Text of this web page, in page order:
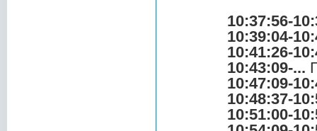
10:37:56-
10:39:04-
10:41:26-
10:43:09-...
10:47:09-
10:48:37-
10:51:00-